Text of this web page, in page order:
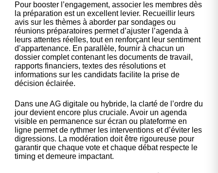
Pour booster l’engagement, associer les membres dès
la préparation est un excellent levier. Recueillir leurs
avis sur les thèmes à aborder par sondages ou
réunions préparatoires permet d’ajuster l’agenda à
leurs attentes réelles, tout en renforçant leur sentiment
d’appartenance. En parallèle, fournir à chacun un
dossier complet contenant les documents de travail,
rapports financiers, textes des résolutions et
informations sur les candidats facilite la prise de
décision éclairée.
Dans une AG digitale ou hybride, la clarté de l’ordre du
jour devient encore plus cruciale. Avoir un agenda
visible en permanence sur écran ou plateforme en
ligne permet de rythmer les interventions et d’éviter les
digressions. La modération doit être rigoureuse pour
garantir que chaque vote et chaque débat respecte le
timing et demeure impactant.